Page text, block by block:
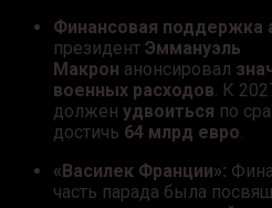
Финансовая поддержка
президент Эммануэль
Макрон анонсировал
военных расходов. К
должен удвоиться по
достичь 64 млрд евро.
«Василек Франции»:
часть парада была